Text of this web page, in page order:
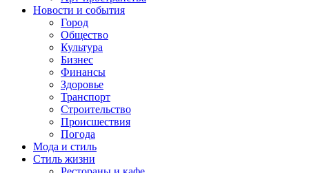
Новости и события
Город
Общество
Культура
Бизнес
Финансы
Здоровье
Транспорт
Строительство
Происшествия
Погода
Мода и стиль
Стиль жизни